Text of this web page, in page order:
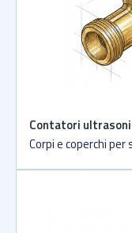
Contatori
Corpi e coperchi